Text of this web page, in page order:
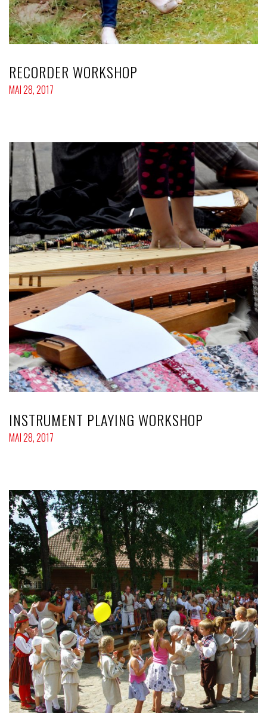
RECORDER WORKSHOP
MAI 28, 2017
INSTRUMENT PLAYING WORKSHOP
MAI 28, 2017